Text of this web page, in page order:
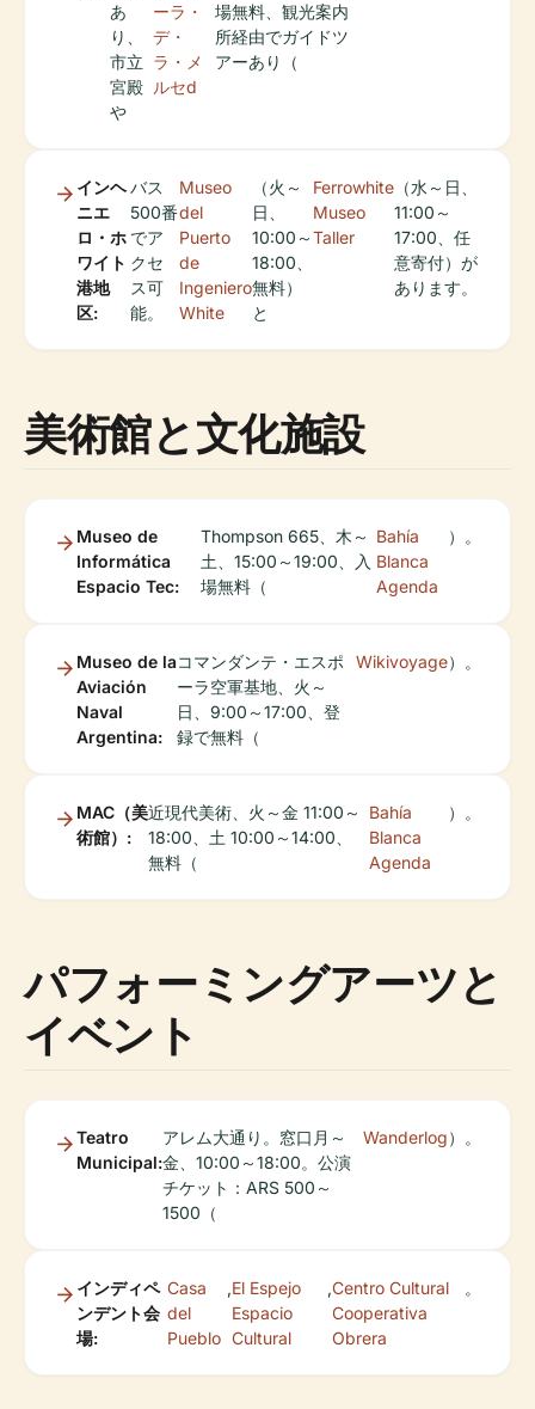
あ
り、
市立
宮殿
や
ーラ・
デ・
ラ・メ
ルセd
場無料、観光案内
所経由でガイドツ
アーあり（
インヘ
ニエ
ロ・ホ
ワイト
港地
区:
バス
500番
でア
クセ
ス可
能。
Museo
del
Puerto
de
Ingeniero
White
（火～
日、
10:00～
18:00、
無料）
と
Ferrowhite
Museo
Taller
（水～日、
11:00～
17:00、任
意寄付）が
あります。
美術館と文化施設
Museo de
Informática
Espacio Tec:
Thompson 665、木～
土、15:00～19:00、入
場無料（
Bahía
Blanca
Agenda
）。
Museo de la
Aviación
Naval
Argentina:
コマンダンテ・エスポ
ーラ空軍基地、火～
日、9:00～17:00、登
録で無料（
Wikivoyage）。
MAC（美
術館）:
近現代美術、火～金 11:00～
18:00、土 10:00～14:00、
無料（
Bahía
Blanca
Agenda
）。
パフォーミングアーツと
イベント
Teatro
Municipal:
アレム大通り。窓口月～
金、10:00～18:00。公演
チケット：ARS 500～
1500（
Wanderlog）。
インディペ
ンデント会
場:
Casa
del
Pueblo
,El Espejo
Espacio
Cultural
,Centro Cultural
Cooperativa
Obrera
。